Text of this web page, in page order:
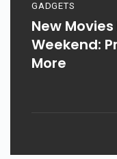
GADGETS
New
Weekend:
More